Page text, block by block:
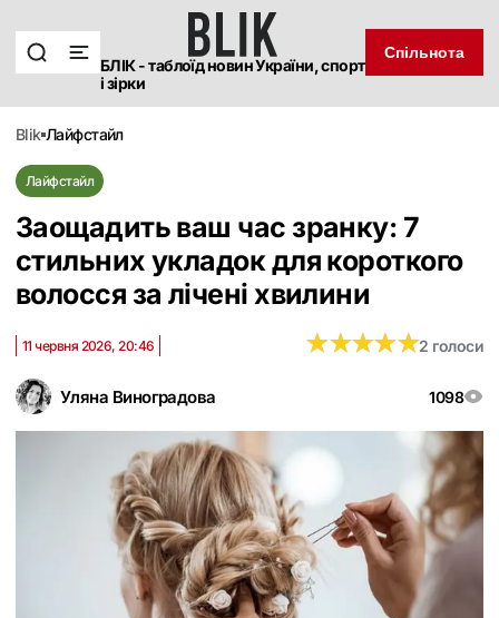
БЛІК - таблоїд новин України, спорт
і зірки
Спільнота
blik лайфстайл
Лайфстайл
Заощадить ваш час зранку: 7
стильних укладок для короткого
волосся за лічені хвилини
Уляна Виноградова 1098
11 червня 2026, 20:46 ★★★★★
★★★★★2 голоси